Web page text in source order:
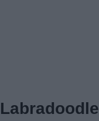
Labradoodle